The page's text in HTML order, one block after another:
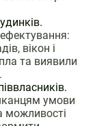
вікон і
та виявили
умови
можливості